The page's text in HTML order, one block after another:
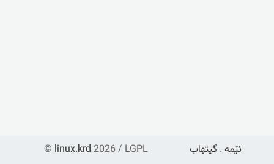
© linux.krd 2026 / LGPL ئێمە . گیتهاب